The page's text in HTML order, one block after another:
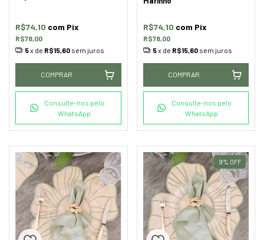
R$78,00
R$74,10 com Pix
5x de R$15,60 sem juros
COMPRAR
Consulte-nos pelo
WhatsApp
R$78,00
R$74,10 com Pix
5x de R$15,60 sem juros
COMPRAR
Consulte-nos pelo
WhatsApp
9% OFF